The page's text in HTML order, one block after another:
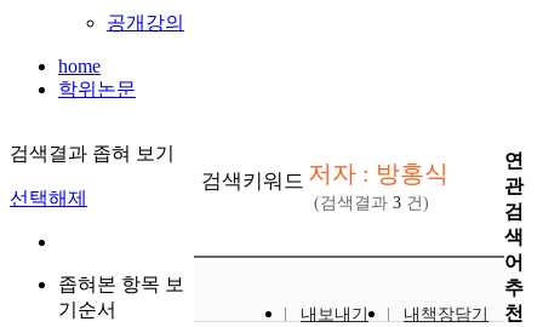
공개강의
home
학위논문
검색결과 좁혀 보기
선택해제
좁혀본 항목 보
기순서
검색키워드 저자 : 방홍식
(검색결과 3 건)
내보내기
내책장담기
연
관
검
색
어
추
천